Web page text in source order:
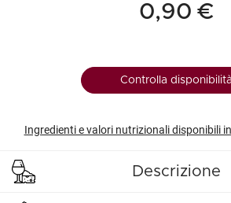
0,90 €
Controlla disponibilità
Ingredienti e valori nutrizionali disponibili
Descrizione